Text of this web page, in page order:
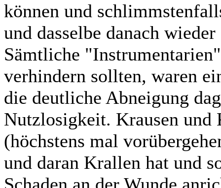
können und
und dasselbe danach
Sämtliche
verhindern sollten, waren
die deutliche Abneigung
Nutzlosigkeit. Krausen und
(höchstens mal
und daran Krallen hat und
Schaden an der Wunde